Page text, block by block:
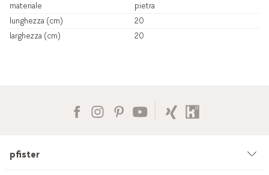
materiale
pietra
lunghezza (cm)
20
larghezza (cm)
20
pfister